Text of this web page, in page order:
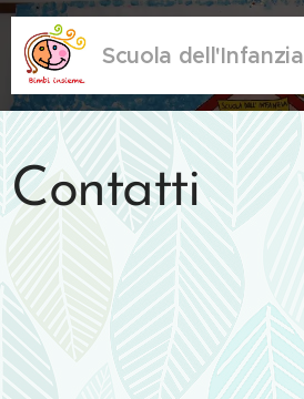
Scuola dell'Infanzia
Contatti